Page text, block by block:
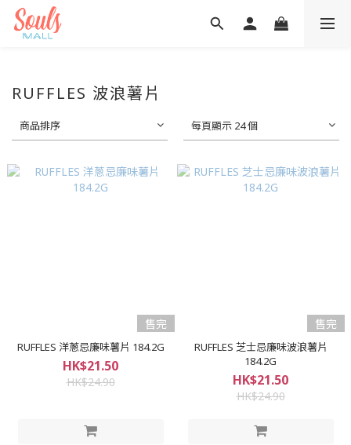
RUFFLES 波浪薯片
商品排序 每頁顯示 24 個
售完
RUFFLES 洋蔥忌廉味薯片 184.2G
HK$21.50
HK$24.90
售完
RUFFLES 芝士忌廉味波浪薯片
184.2G
HK$21.50
HK$24.90